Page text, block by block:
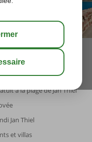
à la plage de Jan Thiel
Jan Thiel
et villas